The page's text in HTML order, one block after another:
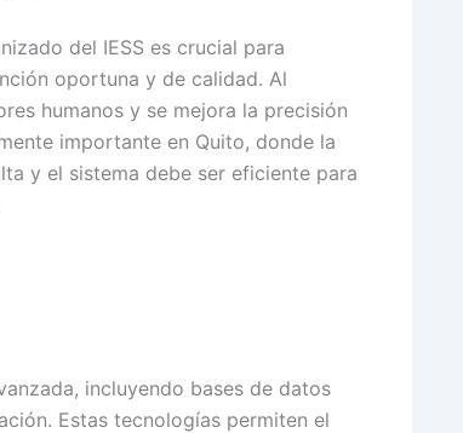
del IESS es crucial para
oportuna y de calidad. Al
humanos y se mejora la precisión
importante en Quito, donde la
y el sistema debe ser eficiente para
incluyendo bases de datos
Estas tecnologías permiten el